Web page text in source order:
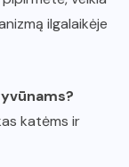
ilgalaikėje
katėms ir